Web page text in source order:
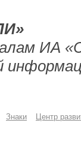
ИА
Знаки Центр